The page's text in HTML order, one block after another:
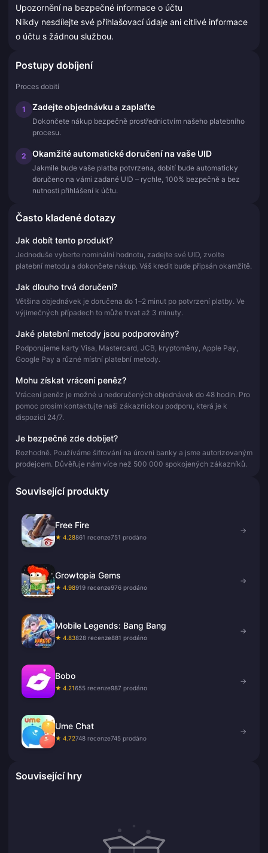
Upozornění na bezpečné informace o účtu
Nikdy nesdílejte své přihlašovací údaje ani citlivé informace
o účtu s žádnou službou.
Postupy dobíjení
Proces dobití
1 Zadejte objednávku a zaplaťte
Dokončete nákup bezpečně prostřednictvím našeho platebního
procesu.
2 Okamžité automatické doručení na vaše UID
Jakmile bude vaše platba potvrzena, dobití bude automaticky
doručeno na vámi zadané UID – rychle, 100% bezpečně a bez
nutnosti přihlášení k účtu.
Často kladené dotazy
Jak dobít tento produkt?
Jednoduše vyberte nominální hodnotu, zadejte své UID, zvolte
platební metodu a dokončete nákup. Váš kredit bude připsán okamžitě.
Jak dlouho trvá doručení?
Většina objednávek je doručena do 1–2 minut po potvrzení platby. Ve
výjimečných případech to může trvat až 3 minuty.
Jaké platební metody jsou podporovány?
Podporujeme karty Visa, Mastercard, JCB, kryptoměny, Apple Pay,
Google Pay a různé místní platební metody.
Mohu získat vrácení peněz?
Vrácení peněz je možné u nedoručených objednávek do 48 hodin. Pro
pomoc prosím kontaktujte naši zákaznickou podporu, která je k
dispozici 24/7.
Je bezpečné zde dobíjet?
Rozhodně. Používáme šifrování na úrovni banky a jsme autorizovaným
prodejcem. Důvěřuje nám více než 500 000 spokojených zákazníků.
Související produkty
Free Fire
★ 4.28861 recenze751 prodáno
→
Growtopia Gems
★ 4.98919 recenze976 prodáno
→
Mobile Legends: Bang Bang
★ 4.83828 recenze881 prodáno
→
Bobo
★ 4.21655 recenze987 prodáno
→
Ume Chat
★ 4.72748 recenze745 prodáno
→
Související hry